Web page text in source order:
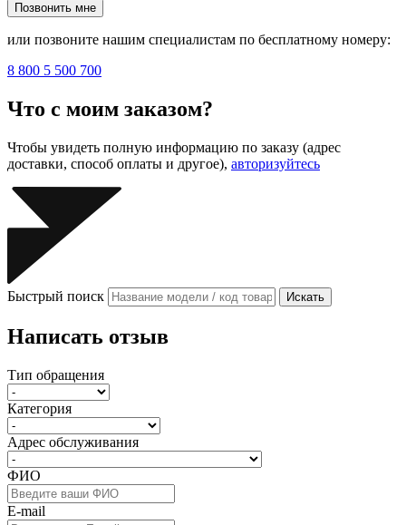
Позвонить мне
или позвоните нашим специалистам по бесплатному номеру:
8 800 5 500 700
Что с моим заказом?
Чтобы увидеть полную информацию по заказу (адрес
доставки, способ оплаты и другое), авторизуйтесь
Быстрый поиск Искать
Написать отзыв
Тип обращения
Категория
Адрес обслуживания
ФИО
E-mail